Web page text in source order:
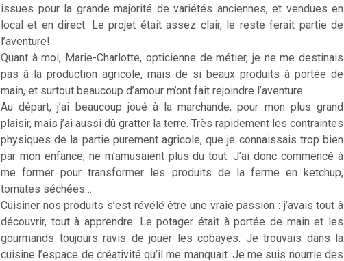
issues pour la grande majorité de variétés anciennes, et vendues en
local et en direct. Le projet était assez clair, le reste ferait partie de
l’aventure!
Quant à moi, Marie-Charlotte, opticienne de métier, je ne me destinais
pas à la production agricole, mais de si beaux produits à portée de
main, et surtout beaucoup d’amour m’ont fait rejoindre l’aventure.
Au départ, j’ai beaucoup joué à la marchande, pour mon plus grand
plaisir, mais j’ai aussi dû gratter la terre. Très rapidement les contraintes
physiques de la partie purement agricole, que je connaissais trop bien
par mon enfance, ne m’amusaient plus du tout. J’ai donc commencé à
me former pour transformer les produits de la ferme en ketchup,
tomates séchées…
Cuisiner nos produits s’est révélé être une vraie passion : j’avais tout à
découvrir, tout à apprendre. Le potager était à portée de main et les
gourmands toujours ravis de jouer les cobayes. Je trouvais dans la
cuisine l’espace de créativité qu’il me manquait. Je me suis nourrie des